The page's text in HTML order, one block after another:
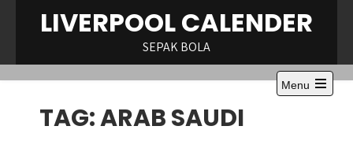
LIVERPOOL CALENDER
SEPAK BOLA
Menu
Open
TAG:ARAB SAUDI